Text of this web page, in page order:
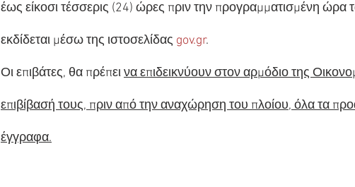
έως είκοσι τέσσερις (24) ώρες πριν την προγραμματισμένη
εκδίδεται μέσω της ιστοσελίδας gov.gr.
Οι επιβάτες, θα πρέπει να επιδεικνύουν στον αρμόδιο της
επιβίβασή τους, πριν από την αναχώρηση του πλοίου, όλα τα
έγγραφα.